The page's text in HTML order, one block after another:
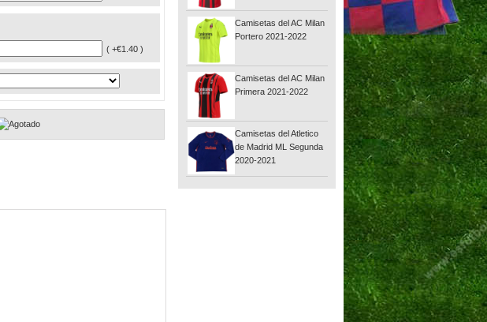
( +€1.40 )
Camisetas del AC Milan
Portero 2021-2022
Camisetas del AC Milan
Primera 2021-2022
Camisetas del Atletico
de Madrid ML Segunda
2020-2021